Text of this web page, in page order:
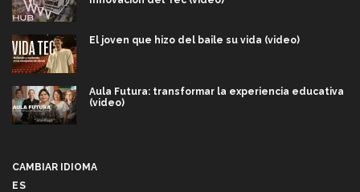
El joven que hizo del baile su vida (video)
Aula Futura: transformar la experiencia educativa
(video)
CAMBIAR IDIOMA
ES